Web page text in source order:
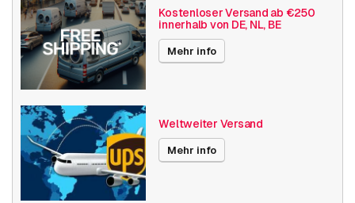
Anzahl der Ports
Switch
0-4
Veröffentlichungsdatum 12.02.2025
Kostenloser Versand ab €250
innerhalb von DE, NL, BE
Mehr info
Weltweiter Versand
Mehr info